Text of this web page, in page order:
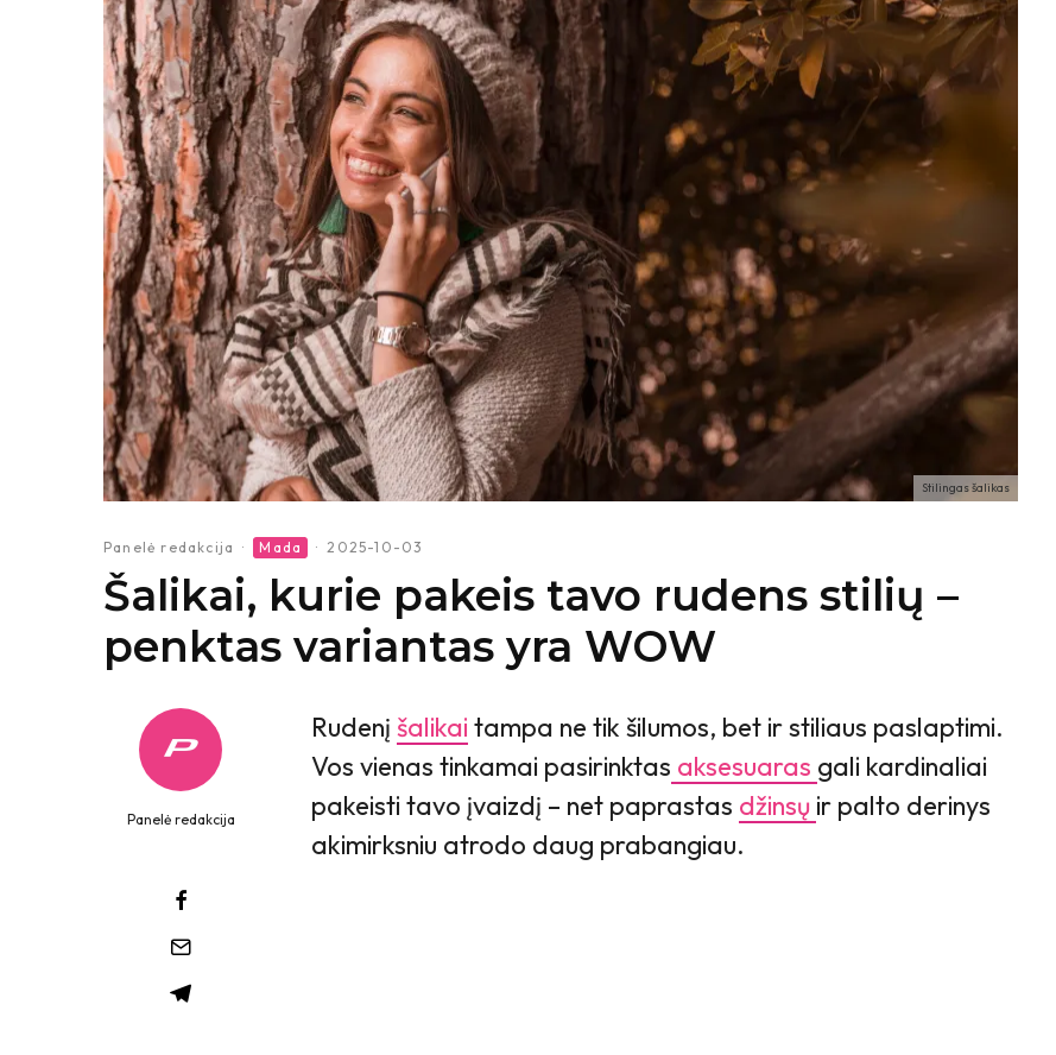
Stilingas šalikas
Panelė redakcija · Mada · 2025-10-03
Šalikai, kurie pakeis tavo rudens stilių –
penktas variantas yra WOW
Panelė redakcija
Rudenį šalikai tampa ne tik šilumos, bet ir stiliaus paslaptimi.
Vos vienas tinkamai pasirinktas aksesuaras gali kardinaliai
pakeisti tavo įvaizdį – net paprastas džinsų ir palto derinys
akimirksniu atrodo daug prabangiau.